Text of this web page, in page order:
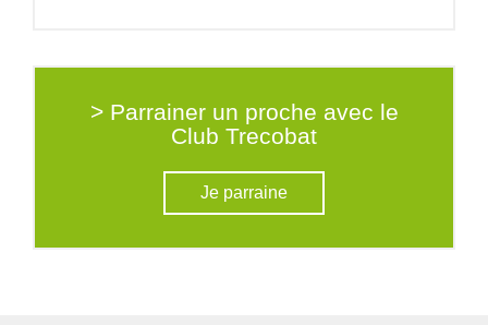
> Parrainer un proche avec le
Club Trecobat
Je parraine